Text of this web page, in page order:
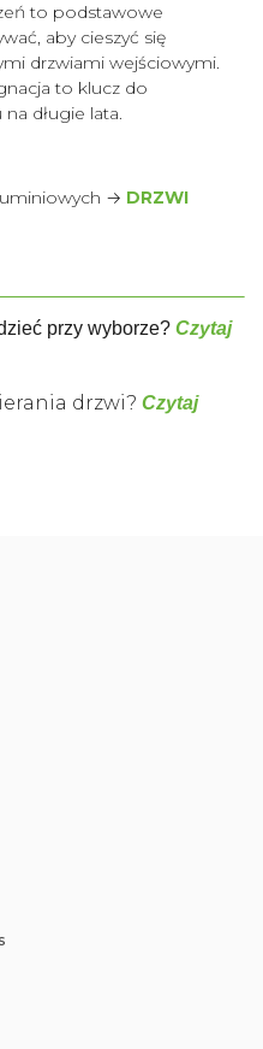
to podstawowe
aby cieszyć się
drzwiami wejściowymi.
to klucz do
długie lata.
→ DRZWI
przy wyborze? Czytaj
drzwi? Czytaj